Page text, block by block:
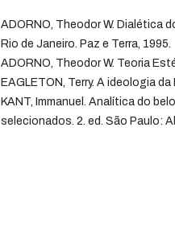
ADORNO, Theodor W. Dialética
Rio de Janeiro. Paz e Terra, 1995.
ADORNO, Theodor W. Teoria
EAGLETON, Terry. A ideologia
KANT, Immanuel. Analítica do
selecionados. 2. ed. São Paulo: